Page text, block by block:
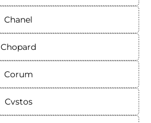
Chanel
Chopard
Corum
Cvstos